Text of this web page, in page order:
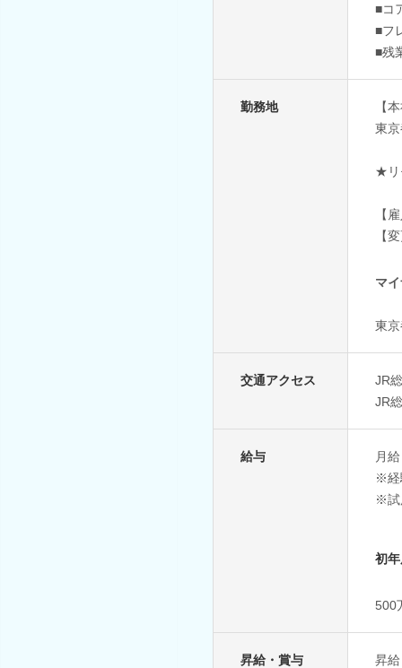
■コ
■フ
■残
勤務地
【
東
★リ
【
【
マ
東
交通アクセス
JR
JR
給与
月
※経
※試
初
500
昇給・賞与 昇